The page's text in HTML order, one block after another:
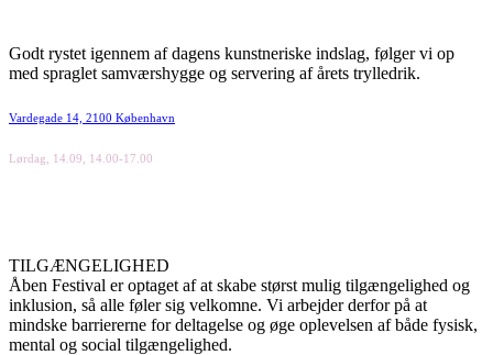
Godt rystet igennem af dagens kunstneriske indslag, følger vi op
med spraglet samværshygge og servering af årets trylledrik.
Vardegade 14, 2100 København
Lørdag, 14.09, 14.00-17.00
TILGÆNGELIGHED
Åben Festival er optaget af at skabe størst mulig tilgængelighed og
inklusion, så alle føler sig velkomne. Vi arbejder derfor på at
mindske barriererne for deltagelse og øge oplevelsen af både fysisk,
mental og social tilgængelighed.